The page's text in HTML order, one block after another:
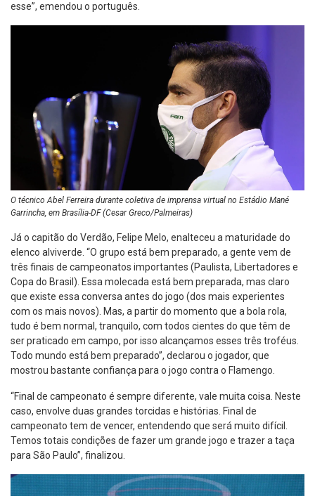
esse”, emendou o português.
O técnico Abel Ferreira durante coletiva de imprensa virtual no Estádio Mané
Garrincha, em Brasília-DF (Cesar Greco/Palmeiras)
Já o capitão do Verdão, Felipe Melo, enalteceu a maturidade do
elenco alviverde. “O grupo está bem preparado, a gente vem de
três finais de campeonatos importantes (Paulista, Libertadores e
Copa do Brasil). Essa molecada está bem preparada, mas claro
que existe essa conversa antes do jogo (dos mais experientes
com os mais novos). Mas, a partir do momento que a bola rola,
tudo é bem normal, tranquilo, com todos cientes do que têm de
ser praticado em campo, por isso alcançamos esses três troféus.
Todo mundo está bem preparado”, declarou o jogador, que
mostrou bastante confiança para o jogo contra o Flamengo.
“Final de campeonato é sempre diferente, vale muita coisa. Neste
caso, envolve duas grandes torcidas e histórias. Final de
campeonato tem de vencer, entendendo que será muito difícil.
Temos totais condições de fazer um grande jogo e trazer a taça
para São Paulo”, finalizou.